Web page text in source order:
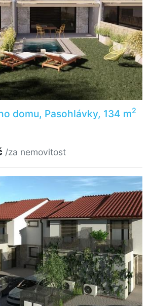
domu, Pasohlávky, 134 m2
/za nemovitost